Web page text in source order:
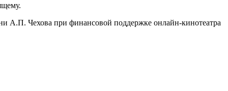
А.П. Чехова при финансовой поддержке онлайн-кинотеатра